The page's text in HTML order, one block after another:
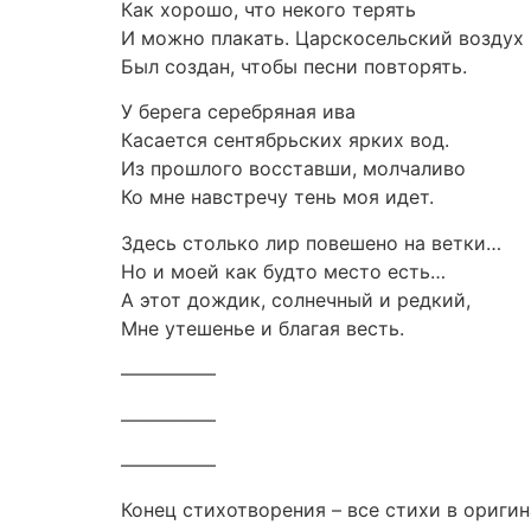
Как хорошо, что некого терять
И можно плакать. Царскосельский воздух
Был создан, чтобы песни повторять.
У берега серебряная ива
Касается сентябрьских ярких вод.
Из прошлого восставши, молчаливо
Ко мне навстречу тень моя идет.
Здесь столько лир повешено на ветки…
Но и моей как будто место есть…
А этот дождик, солнечный и редкий,
Мне утешенье и благая весть.
—————
—————
—————
Конец стихотворения – все стихи в